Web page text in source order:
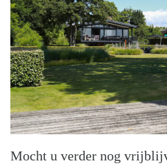
Mocht u verder nog